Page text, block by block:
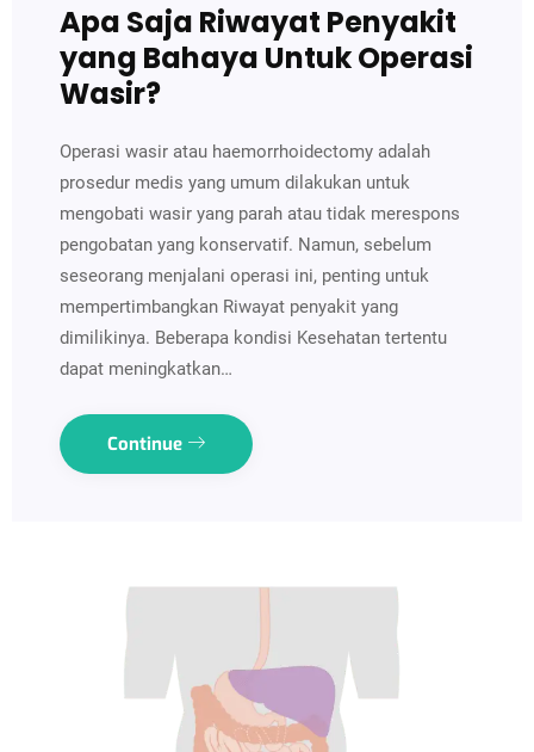
Apa Saja Riwayat Penyakit
yang Bahaya Untuk Operasi
Wasir?
Operasi wasir atau haemorrhoidectomy adalah
prosedur medis yang umum dilakukan untuk
mengobati wasir yang parah atau tidak merespons
pengobatan yang konservatif. Namun, sebelum
seseorang menjalani operasi ini, penting untuk
mempertimbangkan Riwayat penyakit yang
dimilikinya. Beberapa kondisi Kesehatan tertentu
dapat meningkatkan…
Continue